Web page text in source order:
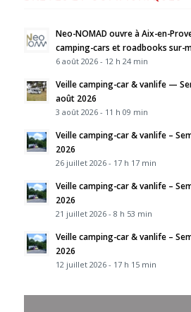
Neo-NOMAD ouvre à Aix-en-
camping-cars et roadbooks sur-
6 août 2026 - 12 h 24 min
Veille camping-car & vanlife —
août 2026
3 août 2026 - 11 h 09 min
Veille camping-car & vanlife –
2026
26 juillet 2026 - 17 h 17 min
Veille camping-car & vanlife –
2026
21 juillet 2026 - 8 h 53 min
Veille camping-car & vanlife –
2026
12 juillet 2026 - 17 h 15 min